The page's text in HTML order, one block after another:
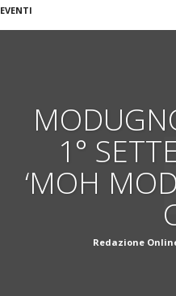
EVENTI
1°
‘MOH
Redazione